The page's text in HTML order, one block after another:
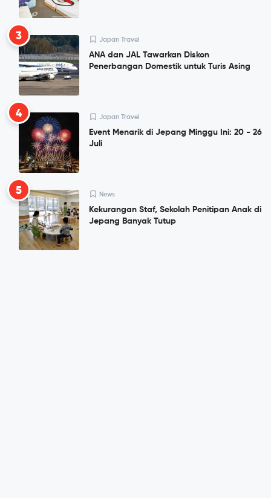
3 Japan Travel
ANA dan JAL Tawarkan Diskon
Penerbangan Domestik untuk Turis Asing
4 Japan Travel
Event Menarik di Jepang Minggu Ini: 20 - 26
Juli
5 News
Kekurangan Staf, Sekolah Penitipan Anak di
Jepang Banyak Tutup